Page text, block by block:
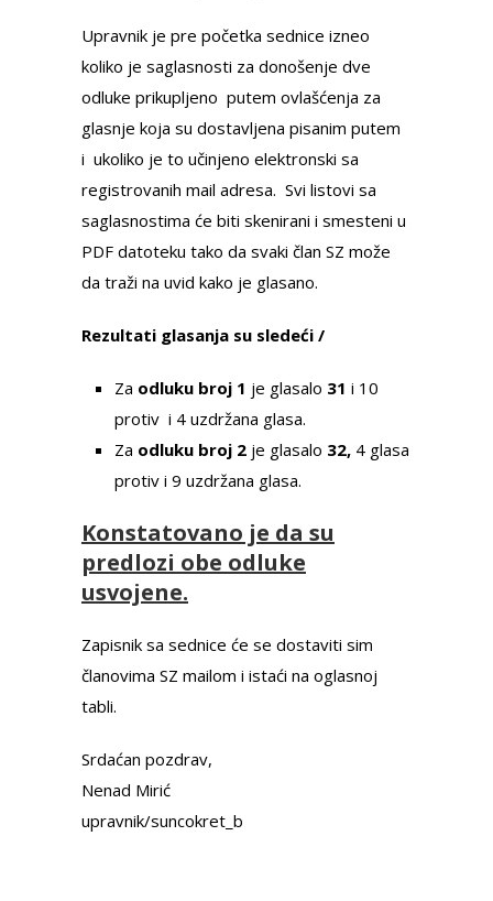
Upravnik je pre početka sednice izneo
koliko je saglasnosti za donošenje dve
odluke prikupljeno putem ovlašćenja za
glasnje koja su dostavljena pisanim putem
i ukoliko je to učinjeno elektronski sa
registrovanih mail adresa. Svi listovi sa
saglasnostima će biti skenirani i smesteni u
PDF datoteku tako da svaki član SZ može
da traži na uvid kako je glasano.
Rezultati glasanja su sledeći /
Za odluku broj 1 je glasalo 31 i 10
protiv i 4 uzdržana glasa.
Za odluku broj 2 je glasalo 32, 4 glasa
protiv i 9 uzdržana glasa.
Konstatovano je da su
predlozi obe odluke
usvojene.
Zapisnik sa sednice će se dostaviti sim
članovima SZ mailom i istaći na oglasnoj
tabli.
Srdaćan pozdrav,
Nenad Mirić
upravnik/suncokret_b